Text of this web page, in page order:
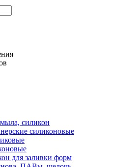
силикон
силиконовые
для заливки форм